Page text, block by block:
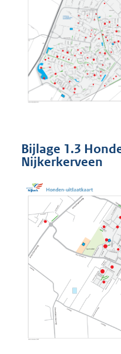
Bijlage 1.3
Nijkerkerveen